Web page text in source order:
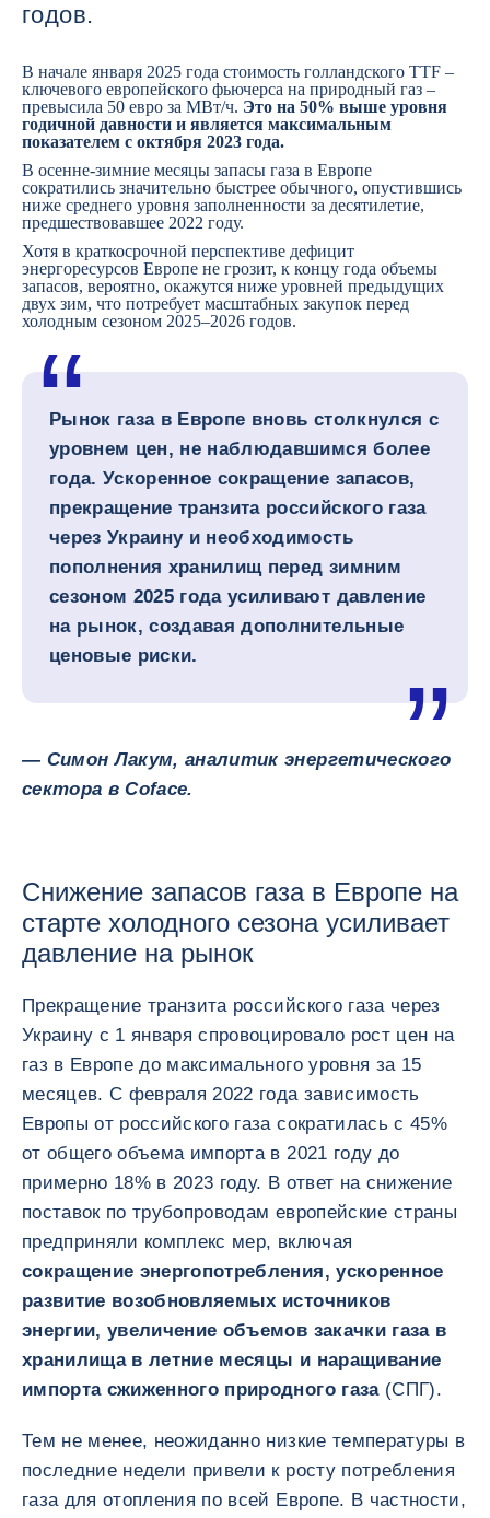
годов.
В начале января 2025 года стоимость голландского TTF –
ключевого европейского фьючерса на природный газ –
превысила 50 евро за МВт/ч. Это на 50% выше уровня
годичной давности и является максимальным
показателем с октября 2023 года.
В осенне-зимние месяцы запасы газа в Европе
сократились значительно быстрее обычного, опустившись
ниже среднего уровня заполненности за десятилетие,
предшествовавшее 2022 году.
Хотя в краткосрочной перспективе дефицит
энергоресурсов Европе не грозит, к концу года объемы
запасов, вероятно, окажутся ниже уровней предыдущих
двух зим, что потребует масштабных закупок перед
холодным сезоном 2025–2026 годов.
Рынок газа в Европе вновь столкнулся с
уровнем цен, не наблюдавшимся более
года. Ускоренное сокращение запасов,
прекращение транзита российского газа
через Украину и необходимость
пополнения хранилищ перед зимним
сезоном 2025 года усиливают давление
на рынок, создавая дополнительные
ценовые риски.
— Симон Лакум, аналитик энергетического
сектора в Coface.
Снижение запасов газа в Европе на
старте холодного сезона усиливает
давление на рынок
Прекращение транзита российского газа через
Украину с 1 января спровоцировало рост цен на
газ в Европе до максимального уровня за 15
месяцев. С февраля 2022 года зависимость
Европы от российского газа сократилась с 45%
от общего объема импорта в 2021 году до
примерно 18% в 2023 году. В ответ на снижение
поставок по трубопроводам европейские страны
предприняли комплекс мер, включая
сокращение энергопотребления, ускоренное
развитие возобновляемых источников
энергии, увеличение объемов закачки газа в
хранилища в летние месяцы и наращивание
импорта сжиженного природного газа(СПГ).
Тем не менее, неожиданно низкие температуры в
последние недели привели к росту потребления
газа для отопления по всей Европе. В частности,